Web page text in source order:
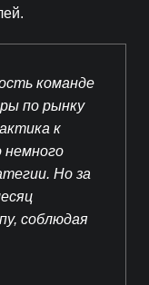
команде
по рынку
к
немного
Но за
соблюдая